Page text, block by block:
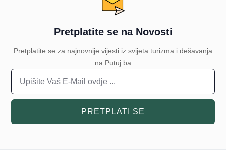
Pretplatite se na Novosti
Pretplatite se za najnovnije vijesti iz svijeta turizma i dešavanja
na Putuj.ba
PRETPLATI SE